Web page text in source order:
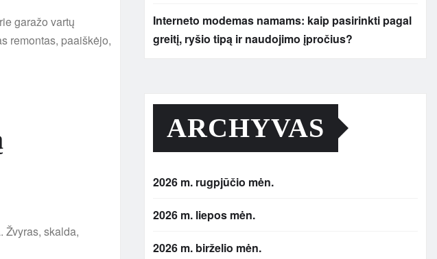
garažo vartų
remontas, paaiškėjo,
Žvyras, skalda,
Interneto modemas namams: kaip pasirinkti pagal
greitį, ryšio tipą ir naudojimo įpročius?
ARCHYVAS
2026 m. rugpjūčio mėn.
2026 m. liepos mėn.
2026 m. birželio mėn.